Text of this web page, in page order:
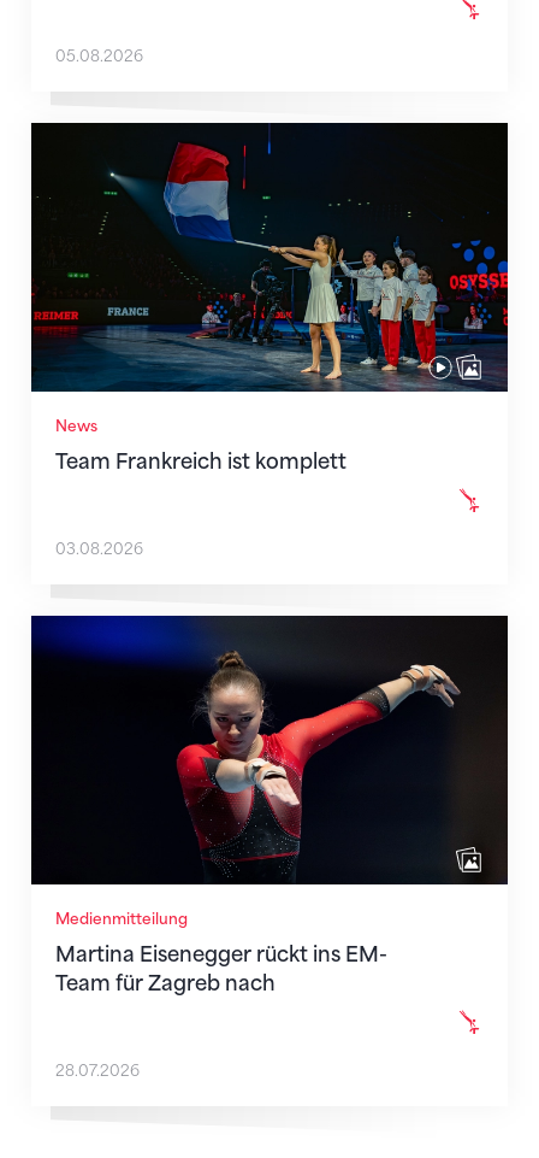
05.08.2026
News
Team Frankreich ist komplett
Team Frankreich ist komplett
03.08.2026
Medienmitteilung
Martina Eisenegger rückt ins EM-
Team für Zagreb nach
28.07.2026